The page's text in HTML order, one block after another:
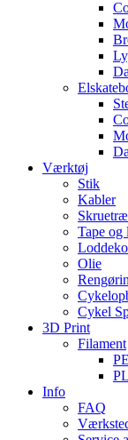
Værktøj
Stik
Kabler
Tape og
Olie
Cykel
3D Print
Filament
Info
FAQ